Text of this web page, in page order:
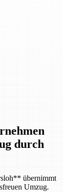
durch
übernimmt
Umzug.